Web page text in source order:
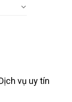
vụ uy tín